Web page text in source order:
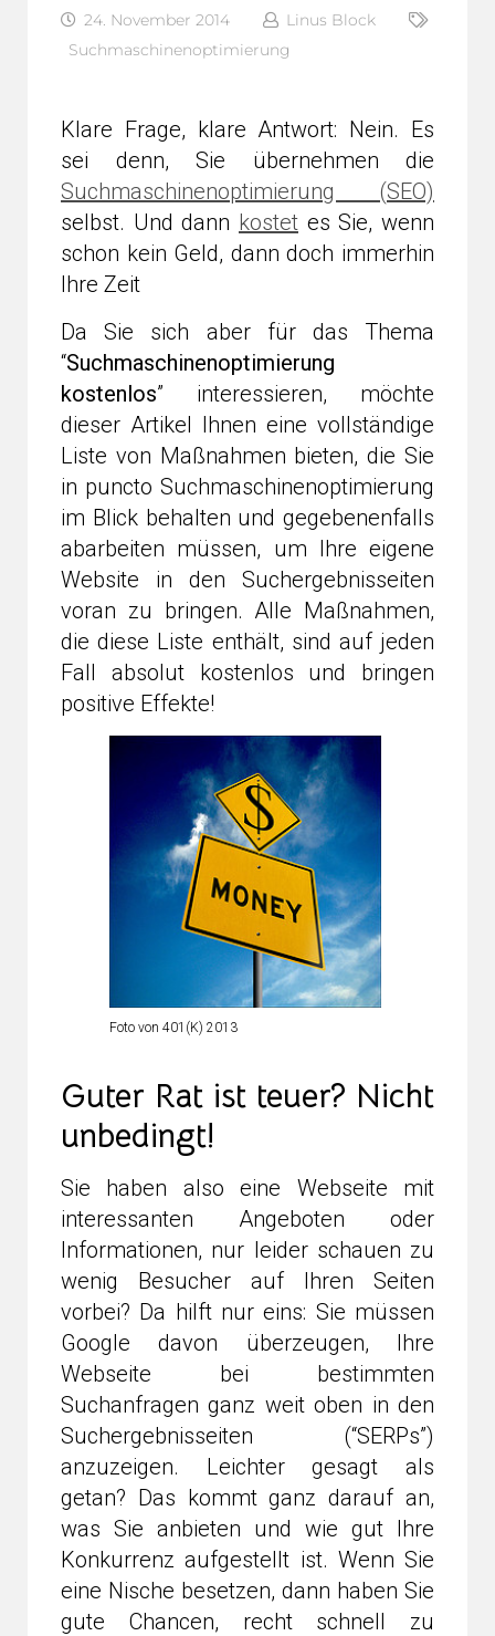
24. November 2014
Linus Block
Suchmaschinenoptimierung
Klare Frage, klare Antwort: Nein. Es
sei denn, Sie übernehmen die
Suchmaschinenoptimierung (SEO)
selbst. Und dann kostet es Sie, wenn
schon kein Geld, dann doch immerhin
Ihre Zeit
Da Sie sich aber für das Thema
“Suchmaschinenoptimierung
kostenlos” interessieren, möchte
dieser Artikel Ihnen eine vollständige
Liste von Maßnahmen bieten, die Sie
in puncto Suchmaschinenoptimierung
im Blick behalten und gegebenenfalls
abarbeiten müssen, um Ihre eigene
Website in den Suchergebnisseiten
voran zu bringen. Alle Maßnahmen,
die diese Liste enthält, sind auf jeden
Fall absolut kostenlos und bringen
positive Effekte!
Foto von 401(K) 2013
Guter Rat ist teuer? Nicht
unbedingt!
Sie haben also eine Webseite mit
interessanten Angeboten oder
Informationen, nur leider schauen zu
wenig Besucher auf Ihren Seiten
vorbei? Da hilft nur eins: Sie müssen
Google davon überzeugen, Ihre
Webseite bei bestimmten
Suchanfragen ganz weit oben in den
Suchergebnisseiten (“SERPs”)
anzuzeigen. Leichter gesagt als
getan? Das kommt ganz darauf an,
was Sie anbieten und wie gut Ihre
Konkurrenz aufgestellt ist. Wenn Sie
eine Nische besetzen, dann haben Sie
gute Chancen, recht schnell zu